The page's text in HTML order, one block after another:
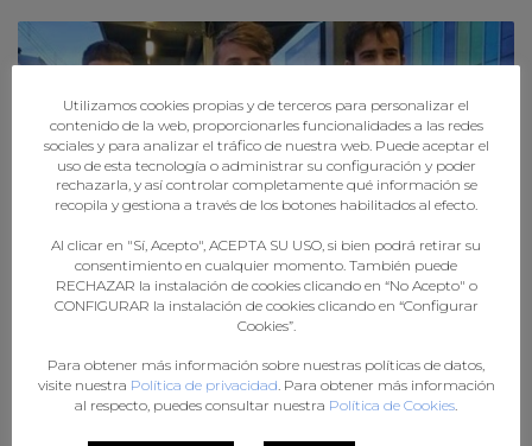
lista definitiva dos Hispanos Xuvenís Area para
o Europeo de Polonia
Utilizamos cookies propias y de terceros para personalizar el
contenido de la web, proporcionarles funcionalidades a las redes
sociales y para analizar el tráfico de nuestra web. Puede aceptar el
uso de esta tecnología o administrar su configuración y poder
rechazarla, y así controlar completamente qué información se
recopila y gestiona a través de los botones habilitados al efecto.
Al clicar en "Sí, Acepto", ACEPTA SU USO, si bien podrá retirar su
consentimiento en cualquier momento. También puede
RECHAZAR la instalación de cookies clicando en “No Acepto" o
CONFIGURAR la instalación de cookies clicando en “Configurar
Cookies”.
Para obtener más información sobre nuestras políticas de datos,
visite nuestra Política de privacidad. Para obtener más información
al respecto, puedes consultar nuestra Política de Cookies.